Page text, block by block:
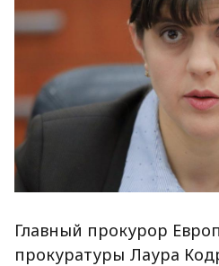
Главный прокурор
прокуратуры Лаура